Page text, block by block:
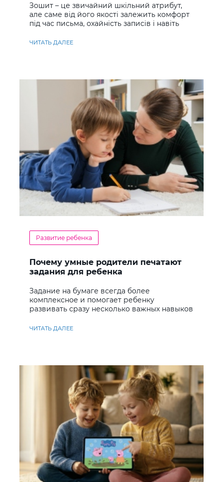
Зошит – це звичайний шкільний атрибут,
але саме від його якості залежить комфорт
під час письма, охайність записів і навіть
ЧИТАТЬ ДАЛЕЕ
Развитие ребенка
Почему умные родители печатают
задания для ребенка
Задание на бумаге всегда более
комплексное и помогает ребенку
развивать сразу несколько важных навыков
ЧИТАТЬ ДАЛЕЕ